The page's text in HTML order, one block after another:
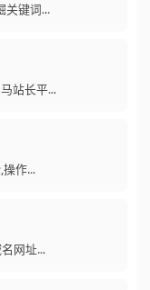
关键词...
站长平...
作...
网址...